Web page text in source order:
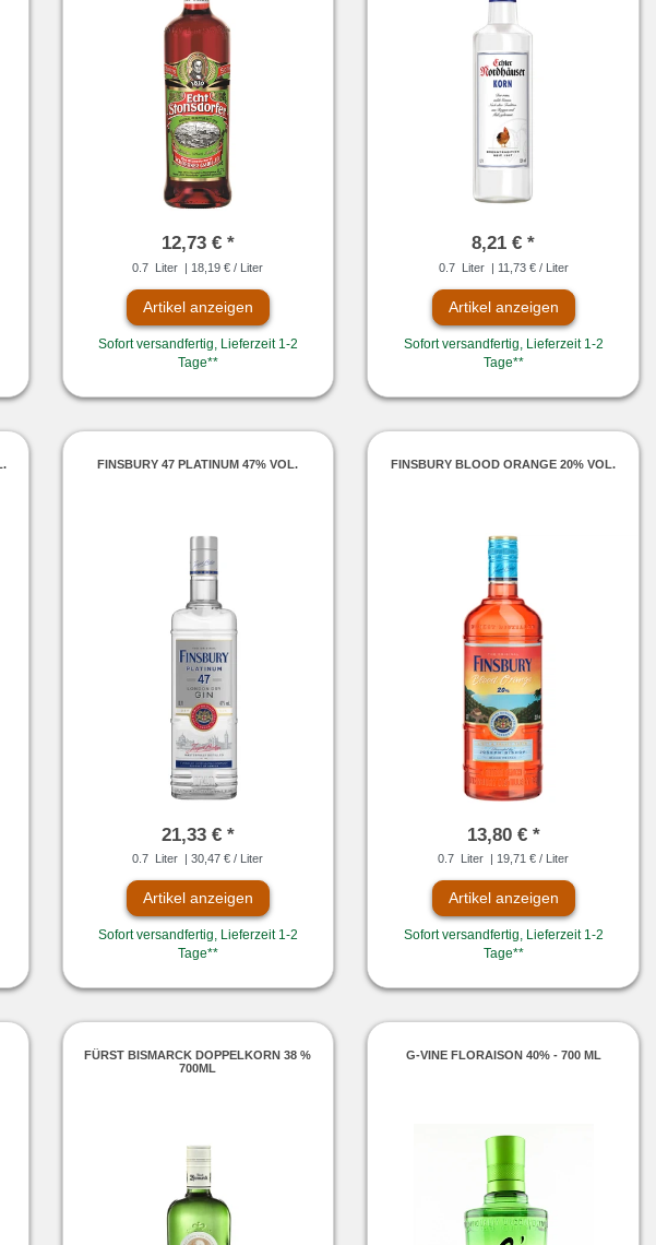
12,73 € *
0.7 Liter | 18,19 € / Liter
Artikel anzeigen
Sofort versandfertig, Lieferzeit 1-2
Tage**
8,21 € *
0.7 Liter | 11,73 € / Liter
Artikel anzeigen
Sofort versandfertig, Lieferzeit 1-2
Tage**
FINSBURY 47 PLATINUM 47% VOL.
21,33 € *
0.7 Liter | 30,47 € / Liter
Artikel anzeigen
Sofort versandfertig, Lieferzeit 1-2
Tage**
FINSBURY BLOOD ORANGE 20% VOL.
13,80 € *
0.7 Liter | 19,71 € / Liter
Artikel anzeigen
Sofort versandfertig, Lieferzeit 1-2
Tage**
FÜRST BISMARCK DOPPELKORN 38 %
700ML
G-VINE FLORAISON 40% - 700 ML